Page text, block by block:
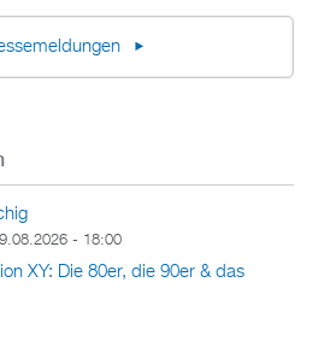
- 18:00
XY: Die 80er, die 90er & das